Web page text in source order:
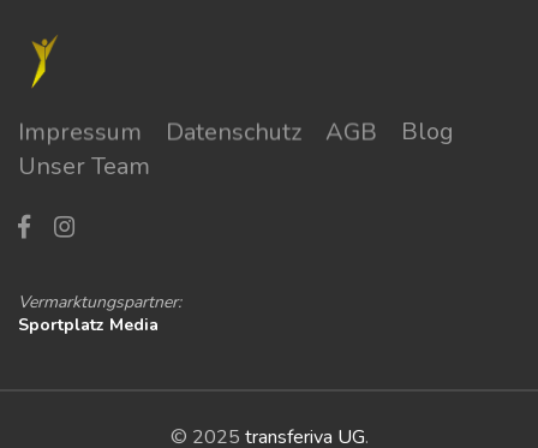
Impressum Datenschutz AGB
Blog
Unser Team
Vermarktungspartner:
Sportplatz Media
© 2025 transferiva UG.